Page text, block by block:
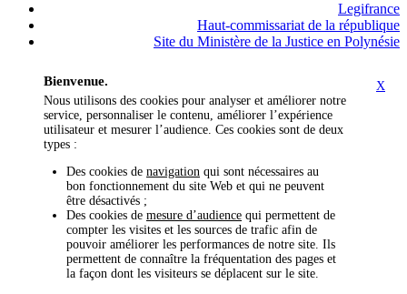
Legifrance
Haut-commissariat de la république
Site du Ministère de la Justice en Polynésie
X
Bienvenue.
Nous utilisons des cookies pour analyser et améliorer notre
service, personnaliser le contenu, améliorer l’expérience
utilisateur et mesurer l’audience. Ces cookies sont de deux
types :
Des cookies de navigation qui sont nécessaires au
bon fonctionnement du site Web et qui ne peuvent
être désactivés ;
Des cookies de mesure d’audience qui permettent de
compter les visites et les sources de trafic afin de
pouvoir améliorer les performances de notre site. Ils
permettent de connaître la fréquentation des pages et
la façon dont les visiteurs se déplacent sur le site.